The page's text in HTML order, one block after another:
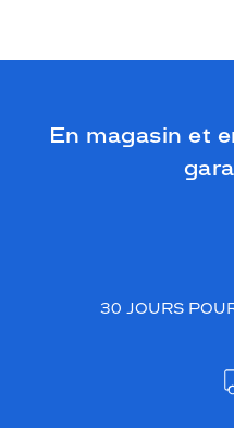
En magasin et
30 JOURS